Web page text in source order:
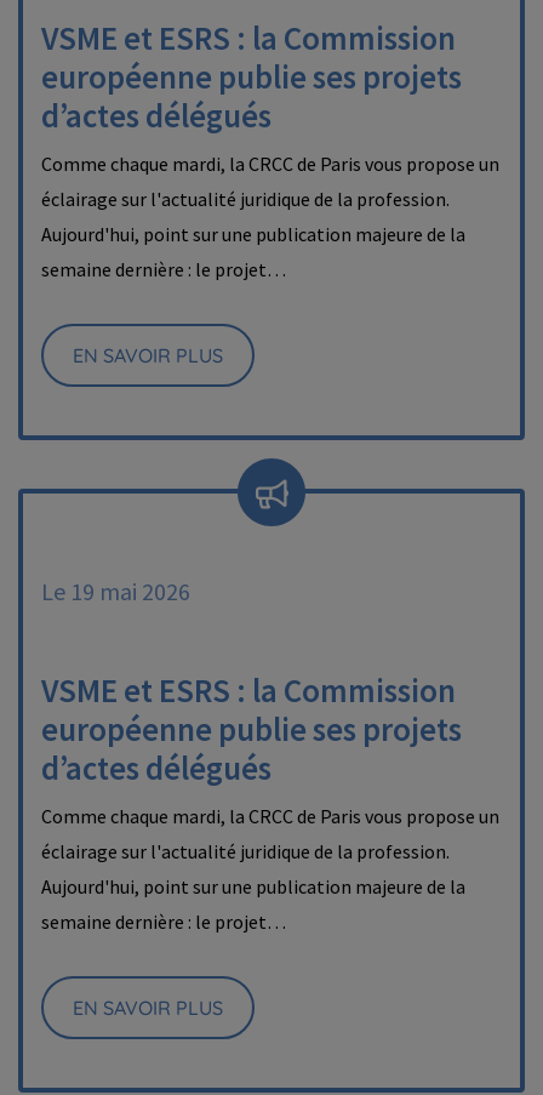
VSME et ESRS : la Commission
européenne publie ses projets
d’actes délégués
Comme chaque mardi, la CRCC de Paris vous propose un
éclairage sur l'actualité juridique de la profession.
Aujourd'hui, point sur une publication majeure de la
semaine dernière : le projet…
EN SAVOIR PLUS
Le 19 mai 2026
VSME et ESRS : la Commission
européenne publie ses projets
d’actes délégués
Comme chaque mardi, la CRCC de Paris vous propose un
éclairage sur l'actualité juridique de la profession.
Aujourd'hui, point sur une publication majeure de la
semaine dernière : le projet…
EN SAVOIR PLUS